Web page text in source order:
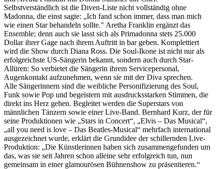
Selbstverständlich ist die Diven-Liste nicht vollständig ohne
Madonna, die einst sagte: „Ich fand schon immer, dass man mich
wie einen Star behandeln sollte." Aretha Franklin ergänzt das
Ensemble; denn auch sie lasst sich als Primadonna stets 25.000
Dollar ihrer Gage nach ihrem Auftritt in bar geben. Komplettiert
wird die Show durch Diana Ross. Die Soul-Ikone ist nicht nur als
erfolgreichste US-Sängerin bekannt, sondern auch durch Star-
Allüren: So verbietet die Sängerin ihrem Servicepersonal,
Augenkontakt aufzunehmen, wenn sie mit der Diva sprechen.
Alle Sängerinnern sind die weibliche Personifizierung des Soul,
Funk sowie Pop und begeistern mit ausdrucksstarken Stimmen, die
direkt ins Herz gehen. Begleitet werden die Superstars von
männlichen Tänzern sowie einer Live-Band. Bernhard Kurz, der für
seine Produktionen wie „Stars in Concert“, „Elvis – Das Musical“,
„all you need is love – Das Beatles-Musical“ mehrfach international
ausgezeichnet wurde, erklärt die Grundidee der schillernden Live-
Produktion: „Die Künstlerinnen haben sich zusammengefunden um
das, was sie seit Jahren schon alleine sehr erfolgreich tun, nun
gemeinsam in einer glamourösen Bühnenshow zu präsentieren.“